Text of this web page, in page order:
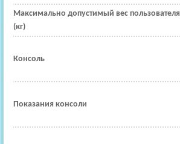
Максимально допустимый вес пользователя
(кг)
Консоль
Показания консоли